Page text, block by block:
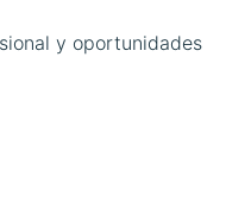
y oportunidades